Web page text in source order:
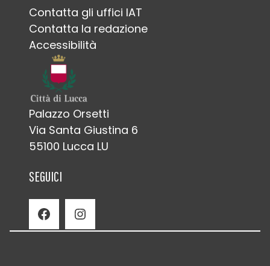
Contatta gli uffici IAT
Contatta la redazione
Accessibilità
Palazzo Orsetti
Via Santa Giustina 6
55100 Lucca LU
SEGUICI
Facebook Instagram